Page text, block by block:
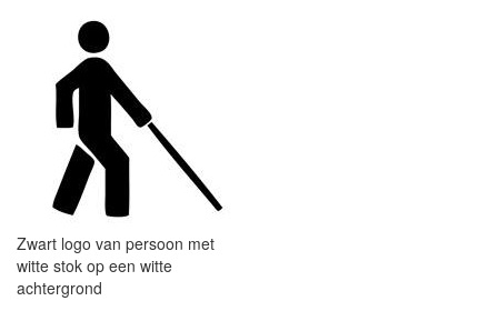
Zwart logo van persoon met
witte stok op een witte
achtergrond